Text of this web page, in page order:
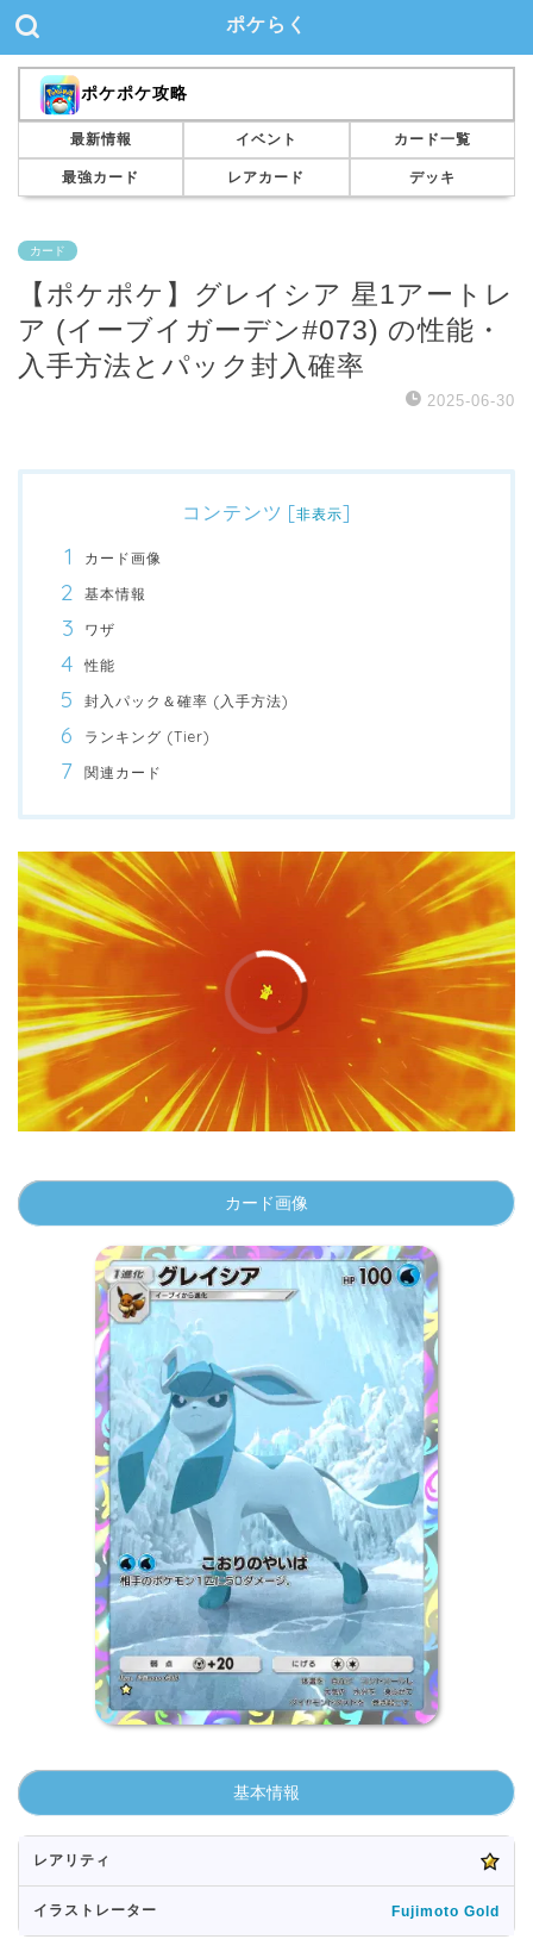
ポケらく
ポケポケ攻略
最新情報 イベント カード一覧
最強カード レアカード デッキ
カード
【ポケポケ】グレイシア 星1アートレ
ア (イーブイガーデン#073) の性能・
入手方法とパック封入確率
2025-06-30
コンテンツ [非表示]
カード画像
基本情報
ワザ
性能
封入パック＆確率 (入手方法)
ランキング (Tier)
関連カード
00:00 /01:00
カード画像
基本情報
レアリティ
イラストレーター Fujimoto Gold